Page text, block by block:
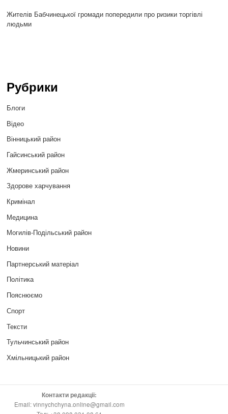
Жителів Бабчинецької громади попередили про ризики торгівлі
людьми
Рубрики
Блоги
Відео
Вінницький район
Гайсинський район
Жмеринський район
Здорове харчування
Кримінал
Медицина
Могилів-Подільський район
Новини
Партнерський матеріал
Політика
Пояснюємо
Спорт
Тексти
Тульчинський район
Хмільницький район
Контакти редакції:
Email: vinnychchyna.online@gmail.com